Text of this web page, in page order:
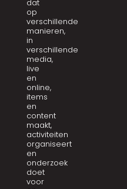
dat
op
verschillende
manieren,
in
verschillende
media,
live
en
online,
items
en
content
maakt,
activiteiten
organiseert
en
onderzoek
doet
voor